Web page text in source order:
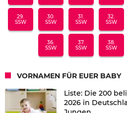
29.
SSW
30.
SSW
31.
SSW
32.
SSW
36.
SSW
37.
SSW
38.
SSW
VORNAMEN FÜR EUER BABY
Liste: Die 200
2026 in